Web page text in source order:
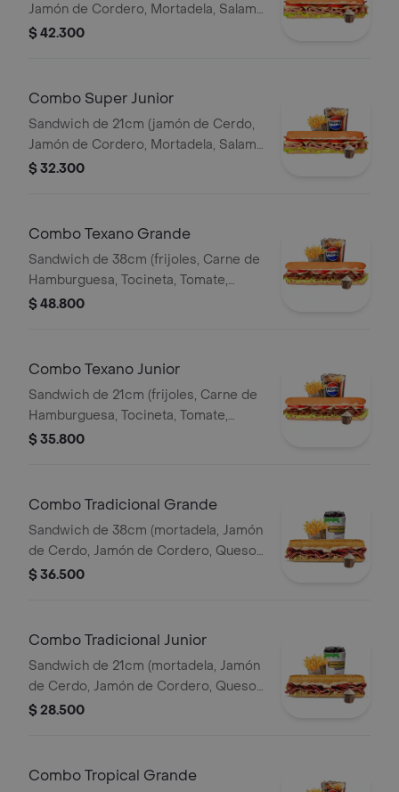
Jamón de Cordero, Mortadela, Salami
Ahumado, Queso Mozzarella, Tomate,
$ 42.300
Combo Super Junior
Sandwich de 21cm (jamón de Cerdo,
Jamón de Cordero, Mortadela, Salami
Ahumado, Queso Mozzarella, Tomate,
$ 32.300
Combo Texano Grande
Sandwich de 38cm (frijoles, Carne de
Hamburguesa, Tocineta, Tomate,
Lechuga, Queso Mozzarella y Salsa de
$ 48.800
Combo Texano Junior
Sandwich de 21cm (frijoles, Carne de
Hamburguesa, Tocineta, Tomate,
Lechuga, Queso Mozzarella y Salsa de
$ 35.800
Combo Tradicional Grande
Sandwich de 38cm (mortadela, Jamón
de Cerdo, Jamón de Cordero, Queso
Mozzarella, Lechuga, y Salsa de Ajo)
$ 36.500
Combo Tradicional Junior
Sandwich de 21cm (mortadela, Jamón
de Cerdo, Jamón de Cordero, Queso
Mozzarella, Lechuga, y Salsa de Ajo)
$ 28.500
Combo Tropical Grande